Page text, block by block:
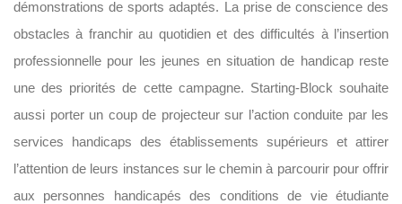
démonstrations de sports adaptés. La prise de conscience des
obstacles à franchir au quotidien et des difficultés à l’insertion
professionnelle pour les jeunes en situation de handicap reste
une des priorités de cette campagne. Starting-Block souhaite
aussi porter un coup de projecteur sur l’action conduite par les
services handicaps des établissements supérieurs et attirer
l’attention de leurs instances sur le chemin à parcourir pour offrir
aux personnes handicapés des conditions de vie étudiante